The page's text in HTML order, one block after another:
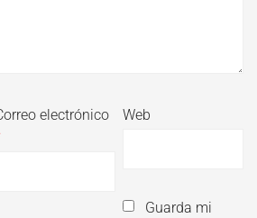
electrónico
Web
Guarda mi